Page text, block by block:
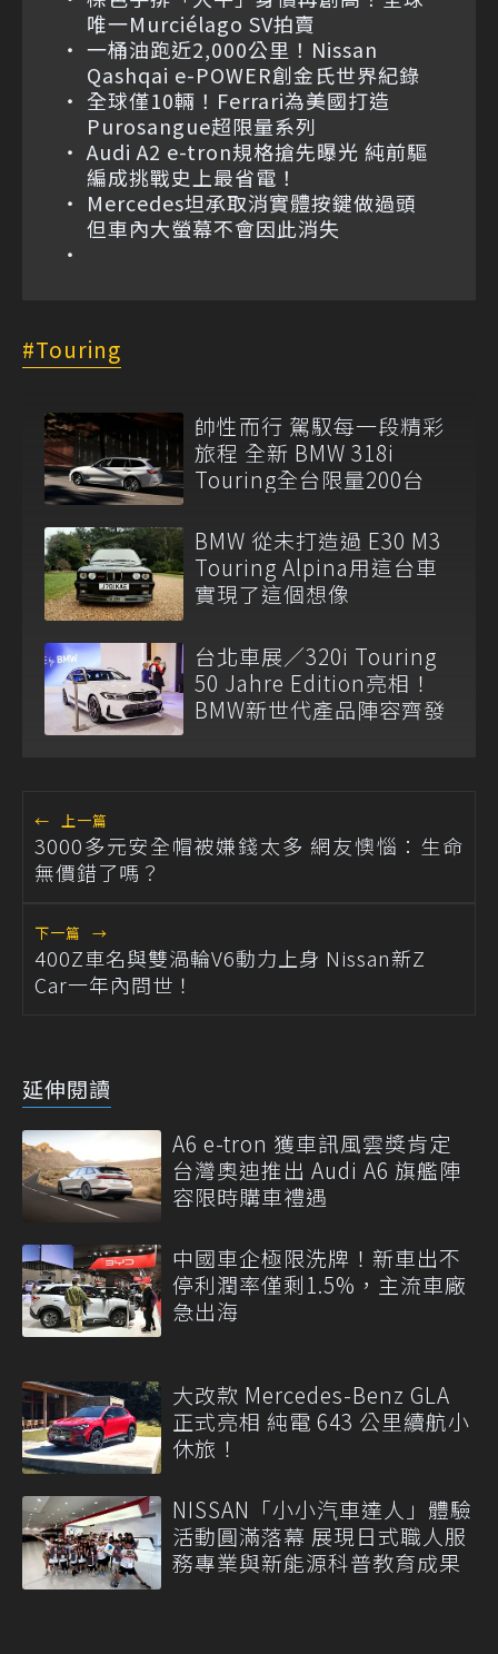
唯一Murciélago SV拍賣
一桶油跑近2,000公里！Nissan
Qashqai e-POWER創金氏世界紀錄
全球僅10輛！Ferrari為美國打造
Purosangue超限量系列
Audi A2 e-tron規格搶先曝光 純前驅
編成挑戰史上最省電！
Mercedes坦承取消實體按鍵做過頭
但車內大螢幕不會因此消失
Touring
帥性而行 駕馭每一段精彩
旅程 全新 BMW 318i
Touring全台限量200台
BMW 從未打造過 E30 M3
Touring Alpina用這台車
實現了這個想像
台北車展／320i Touring
50 Jahre Edition亮相！
BMW新世代產品陣容齊發
← 上一篇
3000多元安全帽被嫌錢太多 網友懊惱：生命
無價錯了嗎？
下一篇 →
400Z車名與雙渦輪V6動力上身 Nissan新Z
Car一年內問世！
延伸閱讀
A6 e-tron 獲車訊風雲獎肯定
台灣奧迪推出 Audi A6 旗艦陣
容限時購車禮遇
中國車企極限洗牌！新車出不
停利潤率僅剩1.5%，主流車廠
急出海
大改款 Mercedes-Benz GLA
正式亮相 純電 643 公里續航小
休旅！
NISSAN「小小汽車達人」體驗
活動圓滿落幕 展現日式職人服
務專業與新能源科普教育成果